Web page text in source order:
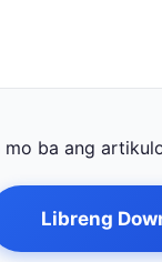
mo ba ang
Libreng